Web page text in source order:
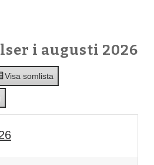
i augusti 2026
Visa somlista